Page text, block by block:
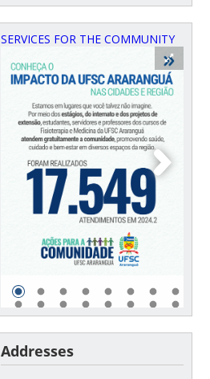
SERVICES FOR THE COMMUNITY
Addresses